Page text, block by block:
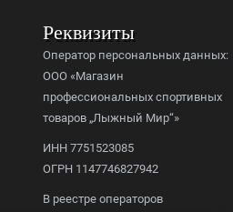
Реквизиты
Оператор персональных данных:
ООО «Магазин
профессиональных спортивных
товаров „Лыжный Мир“»
ИНН 7751523085
ОГРН 1147746827942
В реестре операторов